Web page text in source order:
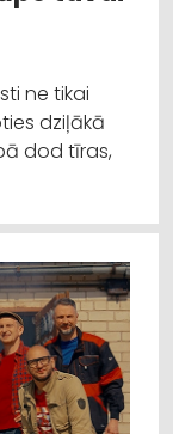
ne tikai
dziļākā
dod tīras,